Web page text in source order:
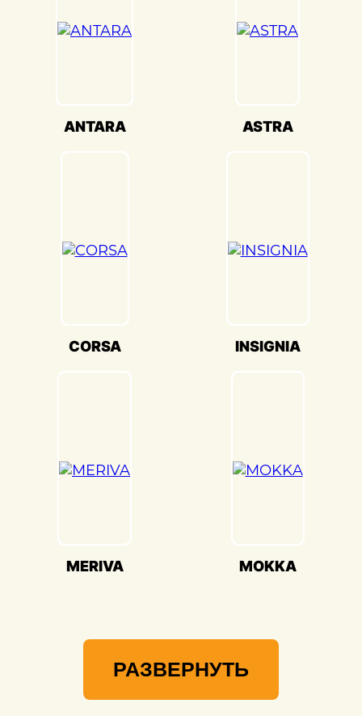
Астра) на дороге.
Наши опытные специалисты по окраске
Кузовной ремонт Opel ASTRA(Опель
Астра) в «Детейлингофъ» – это гарантия
Мы гордимся своей способностью
воссоздавать совершенство Opel
ANTARA ASTRA
CORSA INSIGNIA
MERIVA MOKKA
РАЗВЕРНУТЬ